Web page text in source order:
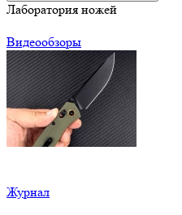
Лаборатория ножей
Видеообзоры
Журнал